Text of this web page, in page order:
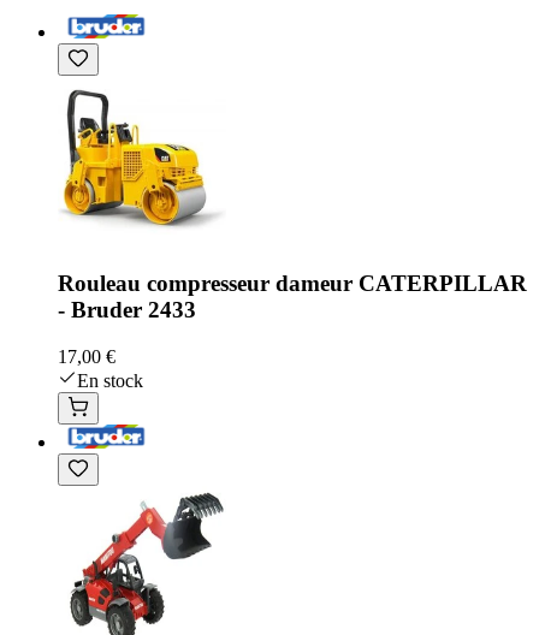
Rouleau compresseur dameur CATERPILLAR
- Bruder 2433
17,00 €
En stock